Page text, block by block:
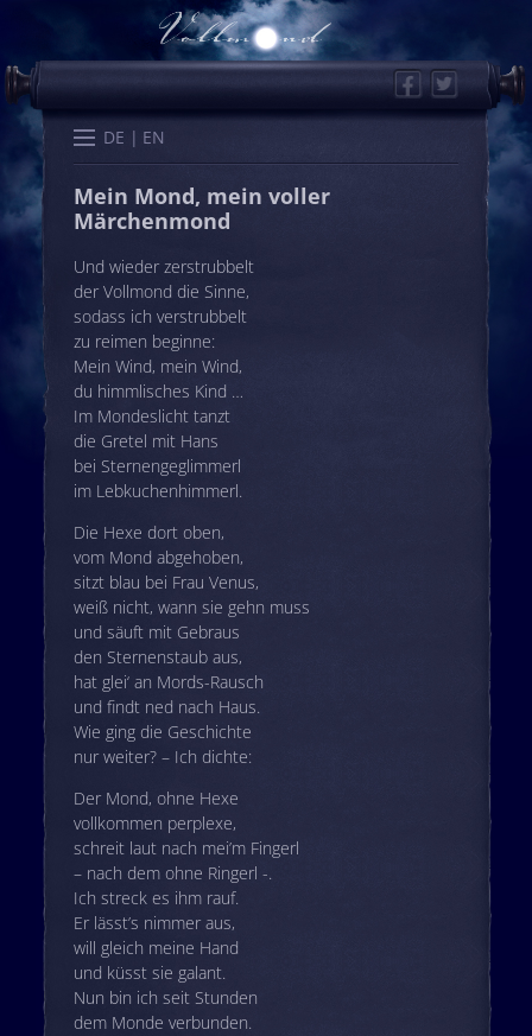
FacebookTwitter
DE EN
Start Kalender Karten
Mein Mond, mein voller
Märchenmond
Und wieder zerstrubbelt
der Vollmond die Sinne,
sodass ich verstrubbelt
zu reimen beginne:
Mein Wind, mein Wind,
du himmlisches Kind …
Im Mondeslicht tanzt
die Gretel mit Hans
bei Sternengeglimmerl
im Lebkuchenhimmerl.
Die Hexe dort oben,
vom Mond abgehoben,
sitzt blau bei Frau Venus,
weiß nicht, wann sie gehn muss
und säuft mit Gebraus
den Sternenstaub aus,
hat glei‘ an Mords-Rausch
und findt ned nach Haus.
Wie ging die Geschichte
nur weiter? – Ich dichte:
Der Mond, ohne Hexe
vollkommen perplexe,
schreit laut nach mei’m Fingerl
– nach dem ohne Ringerl -.
Ich streck es ihm rauf.
Er lässt’s nimmer aus,
will gleich meine Hand
und küsst sie galant.
Nun bin ich seit Stunden
dem Monde verbunden.